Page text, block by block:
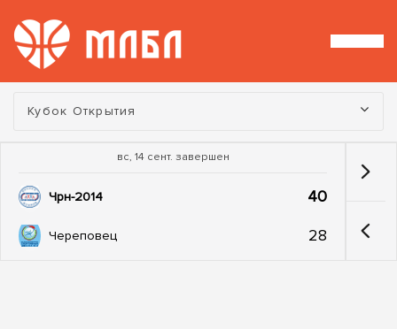
Турнир:
Кубок Открытия
вс, 14 сент. завершен
Чрн-2014 40
Череповец 28